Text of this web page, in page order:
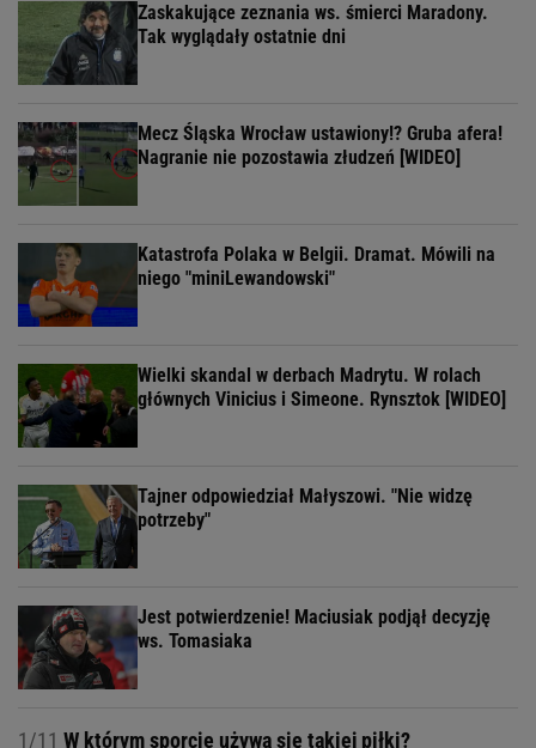
Zaskakujące zeznania ws. śmierci Maradony.
Tak wyglądały ostatnie dni
Mecz Śląska Wrocław ustawiony!? Gruba afera!
Nagranie nie pozostawia złudzeń [WIDEO]
Katastrofa Polaka w Belgii. Dramat. Mówili na
niego "miniLewandowski"
Wielki skandal w derbach Madrytu. W rolach
głównych Vinicius i Simeone. Rynsztok [WIDEO]
Tajner odpowiedział Małyszowi. "Nie widzę
potrzeby"
Jest potwierdzenie! Maciusiak podjął decyzję
ws. Tomasiaka
1/11 W którym sporcie używa się takiej piłki?